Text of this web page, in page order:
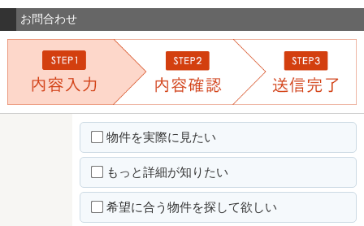
お問合わせ
物件を実際に見たい
もっと詳細が知りたい
希望に合う物件を探して欲しい